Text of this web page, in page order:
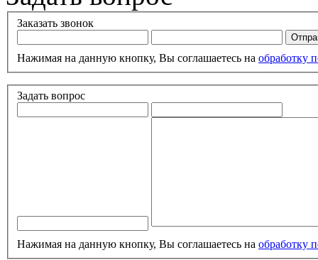
Заказать звонок
Нажимая на данную кнопку, Вы соглашаетесь на обработку
Задать вопрос
Нажимая на данную кнопку, Вы соглашаетесь на обработку